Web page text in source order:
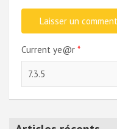
Current ye@r *